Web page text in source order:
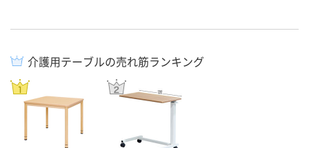
介護用テーブルの売れ筋ランキング